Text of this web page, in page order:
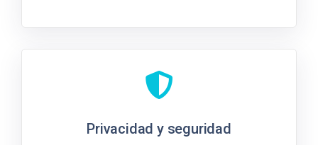
Privacidad y seguridad